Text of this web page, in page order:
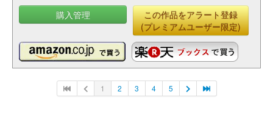
購入管理
この作品をアラート登録
(プレミアムユーザー限定)
1 2 3 4 5